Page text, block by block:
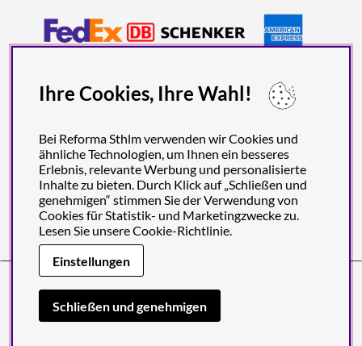
Reforma Sthlm AB (org. no. 556849-2606)
Engelbrektsgatan 29(Note! Postal address only), SE-114 32
STOCKHOLM, Sweden
Ihre Cookies, Ihre Wahl!
Bei Reforma Sthlm verwenden wir Cookies und
ähnliche Technologien, um Ihnen ein besseres
Erlebnis, relevante Werbung und personalisierte
Inhalte zu bieten. Durch Klick auf „Schließen und
genehmigen“ stimmen Sie der Verwendung von
Cookies für Statistik- und Marketingzwecke zu.
Lesen Sie unsereCookie-Richtlinie.
Einstellungen
Schließen und genehmigen